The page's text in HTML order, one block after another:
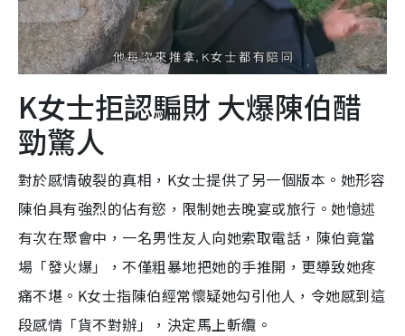
K女士拒認騙財 大爆陳伯醋
勁驚人
對於感情破裂的真相，K女士提供了另一個版本。她形容
陳伯具有強烈的佔有慾，限制她去晚宴或旅行。她憶述
有次在聚會中，一名男性友人向她索取電話，陳伯竟當
場「發火爆」，不僅粗暴地把她的手推開，更導致她疼
痛不堪。K女士指陳伯經常懷疑她勾引他人，令她感到這
段感情「貨不對辦」，決定馬上斬纜。